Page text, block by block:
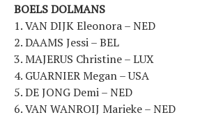
BOELS DOLMANS
1. VAN DIJK Eleonora – NED
2. DAAMS Jessi – BEL
3. MAJERUS Christine – LUX
4. GUARNIER Megan – USA
5. DE JONG Demi – NED
6. VAN WANROIJ Marieke – NED